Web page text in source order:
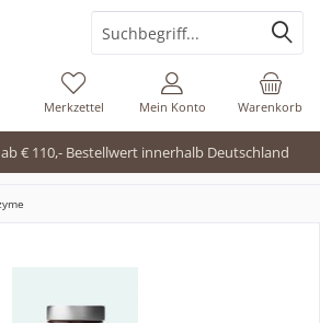
€ 110,- Bestellwert innerhalb Deutschland
Warenkorb
Merkzettel Mein Konto